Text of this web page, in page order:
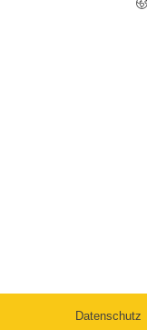
Datenschutz